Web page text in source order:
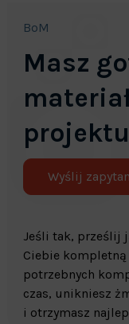
BoM
Masz
Wyślij
Jeśli tak, prześlij
Ciebie kompletną
potrzebnych
czas, unikniesz
i otrzymasz